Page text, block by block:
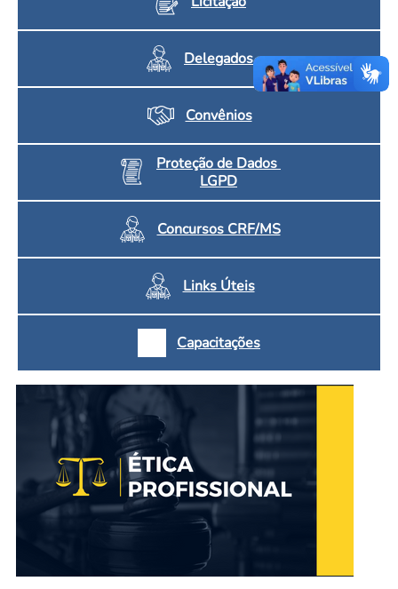
Delegados
Convênios
Proteção de Dados
LGPD
Concursos CRF/MS
Links Úteis
Capacitações